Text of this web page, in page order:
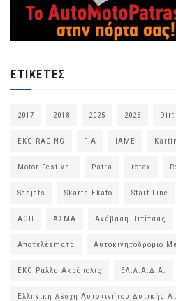
ΕΤΙΚΈΤΕΣ
2017 2018 2025 2026 Dirt
EKO RACING FIA IAME
Motor Festival Patra rotax
Seajets Skarta Ekato Start Line
ΑΟΠ ΑΣΜΑ Ανάβαση Πιτίτσας
Αποτελέsmατα Αυτοκινητοδρόμιο
ΕΚΟ Ράλλυ Ακρόπολις ΕΛ.Λ.Α.Δ.Α.
Ελληνική Λέσχη Αυτοκινήτου Δυτικής